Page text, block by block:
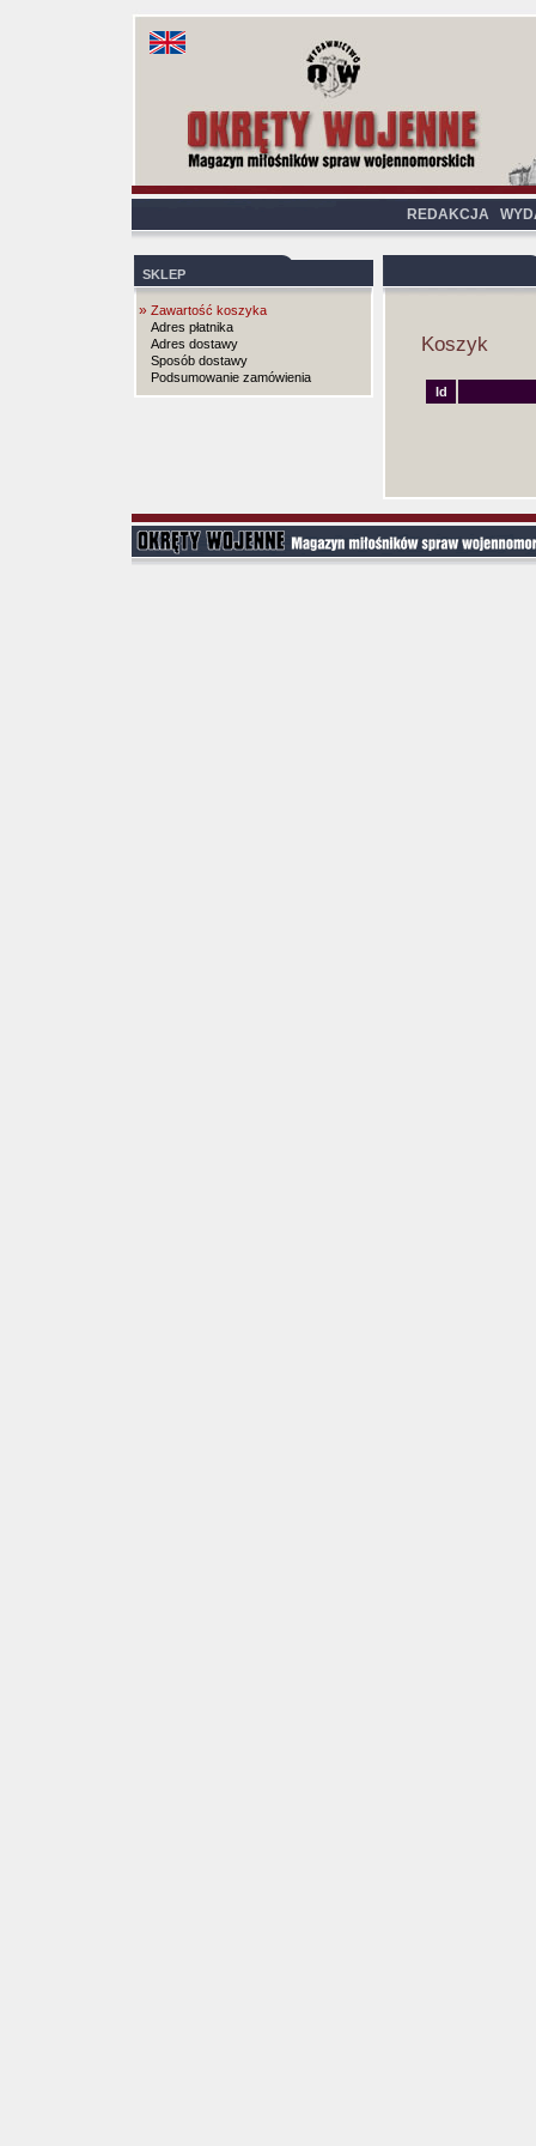
REDAKCJA
SKLEP
» Zawartość koszyka
Adres płatnika
Adres dostawy
Sposób dostawy
Podsumowanie zamówienia
Koszyk
Id